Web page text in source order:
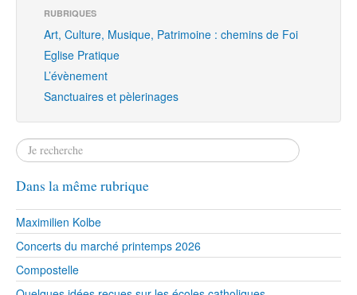
RUBRIQUES
Art, Culture, Musique, Patrimoine : chemins de Foi
Eglise Pratique
L’évènement
Sanctuaires et pèlerinages
Dans la même rubrique
Maximilien Kolbe
Concerts du marché printemps 2026
Compostelle